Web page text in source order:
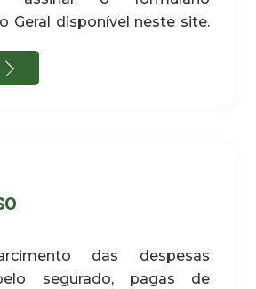
Geral disponível neste site.
das despesas
segurado, pagas de